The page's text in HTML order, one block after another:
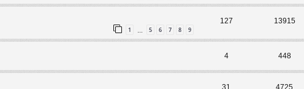
1 … 5 6 7 8 9
127 13915
4 448